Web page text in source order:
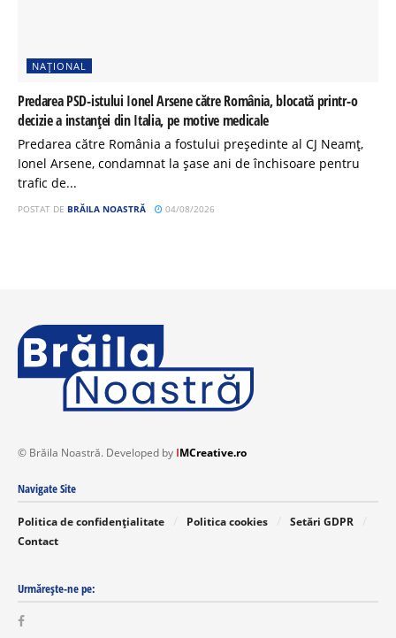
NAȚIONAL
Predarea PSD-istului Ionel Arsene către România, blocată printr-o
decizie a instanței din Italia, pe motive medicale
Predarea către România a fostului președinte al CJ Neamț,
Ionel Arsene, condamnat la șase ani de închisoare pentru
trafic de...
POSTAT DE BRĂILA NOASTRĂ 04/08/2026
© Brăila Noastră. Developed by IMCreative.ro
Navigate Site
Politica de confidențialitate Politica cookies
Setări GDPR
Contact
Urmărește-ne pe: